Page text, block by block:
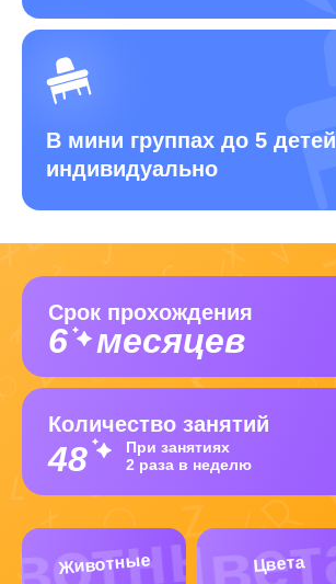
В мини группах до 5 детей
индивидуально
Срок прохождения
6 месяцев
Количество занятий
48
При занятиях
2 раза в неделю
Животные Цвета